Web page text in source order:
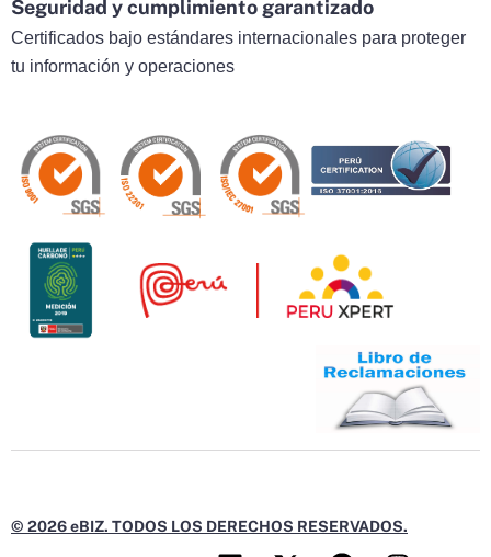
Seguridad y cumplimiento garantizado
Certificados bajo estándares internacionales para proteger
tu información y operaciones
© 2026 eBIZ. TODOS LOS DERECHOS RESERVADOS.
L X F I